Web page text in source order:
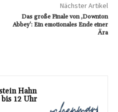
Nächster Artikel
Das große Finale von ‚Downton
Abbey‘: Ein emotionales Ende einer
Ära
Hahn
12 Uhr